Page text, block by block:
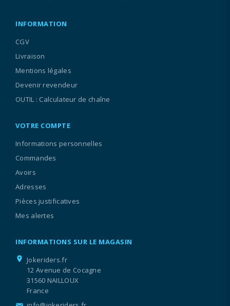
INFORMATION
CGV
Livraison
Mentions légales
Devenir revendeur
OUTIL : Calculateur de chaîne
VOTRE COMPTE
Informations personnelles
Commandes
Avoirs
Adresses
Pièces justificatives
Mes alertes
INFORMATIONS SUR LE MAGASIN
location_on
Jokeriders.fr
12 Avenue de Cocagne
31560 NAILLOUX
France